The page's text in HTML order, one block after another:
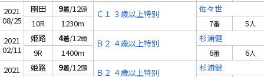
2021
08/25
園田 9着/12頭 Ｃ１ ３歳以上特別
佐々世
10R
1230m 7番 5人
2021
02/11
姫路 4着/12頭 Ｂ２ ４歳以上特別
杉浦健
9R
1400m 6番 6人
2021
姫路 9着/12頭 Ｂ２ ４歳以上特別
杉浦健